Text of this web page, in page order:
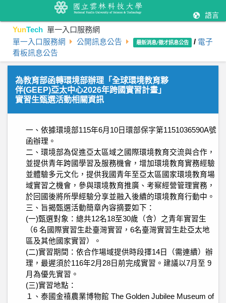
語言
YunTech 單一入口服務網
單一入口服務網 公開訊息公告 最新消息/徵才訊息公告 / 電子
看板訊息公告
為教育部函轉環境部辦理「全球環境教育夥
伴(GEEP)亞太中心2026年跨國實習計畫」
實習生甄選活動相關資訊
一、依據環境部115年6月10日環部保字第1151036590A號
函辦理。
二、環境部為促進亞太區域之國際環境教育交流與合作，
並提供青年跨國學習及服務機會，增加環境教育實務經驗
並體驗多元文化，提供我國青年至亞太區國家環境教育場
域實習之機會，參與環境教育推廣、考察經營管理實務，
於回國後將所學經驗分享並融入後續的環境教育行動中。
三、旨揭甄選活動簡章內容摘要如下：
(一)甄選對象：總共12名18至30歲（含）之青年實習生
（6 名國際實習生赴臺灣實習，6名臺灣實習生赴亞太地
區及其他國家實習）。
(二)實習期間：依合作場域提供時段擇14日（需連續）辦
理，最遲須於116年2月28日前完成實習。建議以7月至 9
月為優先實習。
(三)實習地點：
１、泰國金禧農業博物館 The Golden Jubilee Museum of